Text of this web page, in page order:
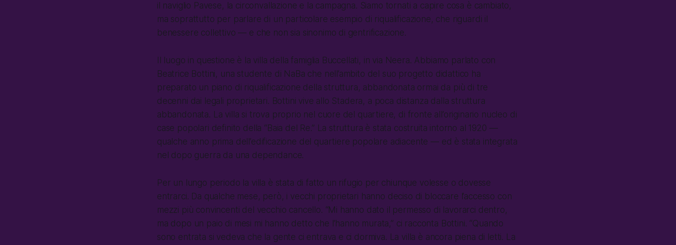
il naviglio Pavese, la circonvallazione e la campagna. Siamo tornati a capire cosa è cambiato,
ma soprattutto per parlare di un particolare esempio di riqualificazione, che riguardi il
benessere collettivo — e che non sia sinonimo di gentrificazione.
Il luogo in questione è la villa della famiglia Buccellati, in via Neera. Abbiamo parlato con
Beatrice Bottini, una studente di NaBa che nell’ambito del suo progetto didattico ha
preparato un piano di riqualificazione della struttura, abbandonata ormai da più di tre
decenni dai legali proprietari. Bottini vive allo Stadera, a poca distanza dalla struttura
abbandonata. La villa si trova proprio nel cuore del quartiere, di fronte all’originario nucleo di
case popolari definito della “Baia del Re.” La struttura è stata costruita intorno al 1920 —
qualche anno prima dell’edificazione del quartiere popolare adiacente — ed è stata integrata
nel dopo guerra da una dependance.
Per un lungo periodo la villa è stata di fatto un rifugio per chiunque volesse o dovesse
entrarci. Da qualche mese, però, i vecchi proprietari hanno deciso di bloccare l’accesso con
mezzi più convincenti del vecchio cancello. “Mi hanno dato il permesso di lavorarci dentro,
ma dopo un paio di mesi mi hanno detto che l’hanno murata,” ci racconta Bottini. “Quando
sono entrata si vedeva che la gente ci entrava e ci dormiva. La villa è ancora piena di letti. La